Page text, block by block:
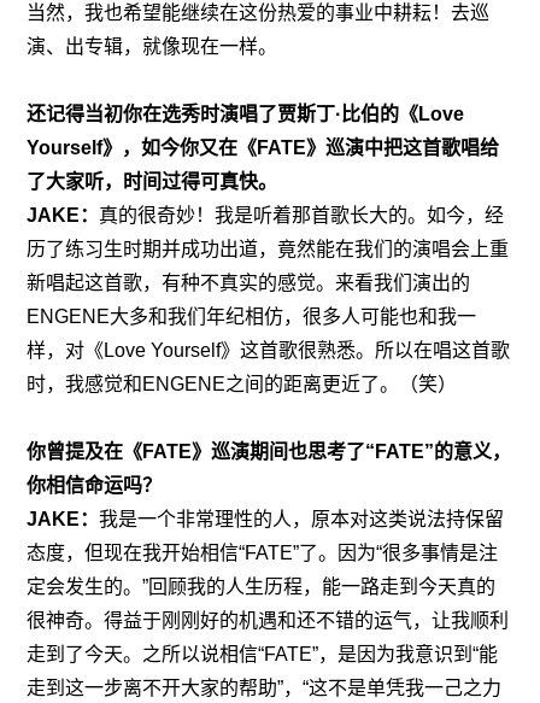
当然，我也希望能继续在这份热爱的事业中耕耘！去巡
演、出专辑，就像现在一样。
还记得当初你在选秀时演唱了贾斯丁·比伯的《Love
Yourself》，如今你又在《FATE》巡演中把这首歌唱给
了大家听，时间过得可真快。
JAKE： 真的很奇妙！我是听着那首歌长大的。如今，经
历了练习生时期并成功出道，竟然能在我们的演唱会上重
新唱起这首歌，有种不真实的感觉。来看我们演出的
ENGENE大多和我们年纪相仿，很多人可能也和我一
样，对《Love Yourself》这首歌很熟悉。所以在唱这首歌
时，我感觉和ENGENE之间的距离更近了。（笑）
你曾提及在《FATE》巡演期间也思考了“FATE”的意义，
你相信命运吗？
JAKE：我是一个非常理性的人，原本对这类说法持保留
态度，但现在我开始相信“FATE”了。因为“很多事情是注
定会发生的。”回顾我的人生历程，能一路走到今天真的
很神奇。得益于刚刚好的机遇和还不错的运气，让我顺利
走到了今天。之所以说相信“FATE”，是因为我意识到“能
走到这一步离不开大家的帮助”，“这不是单凭我一己之力